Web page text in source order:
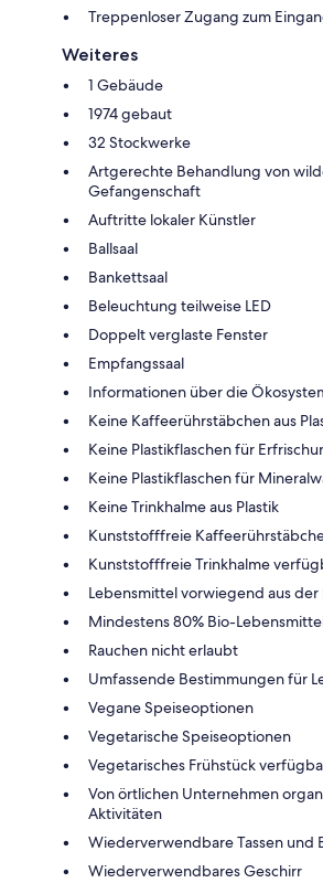
Treppenloser Zugang zum
Weiteres
1 Gebäude
1974 gebaut
32 Stockwerke
Artgerechte Behandlung von
Gefangenschaft
Auftritte lokaler Künstler
Ballsaal
Bankettsaal
Beleuchtung teilweise LED
Doppelt verglaste Fenster
Empfangssaal
Informationen über die
Keine Kaffeerührstäbchen aus
Keine Plastikflaschen für
Keine Plastikflaschen für
Keine Trinkhalme aus Plastik
Kunststofffreie
Kunststofffreie Trinkhalme
Lebensmittel vorwiegend aus
Mindestens 80% Bio-
Rauchen nicht erlaubt
Umfassende Bestimmungen für
Vegane Speiseoptionen
Vegetarische Speiseoptionen
Vegetarisches Frühstück
Von örtlichen Unternehmen
Aktivitäten
Wiederverwendbare Tassen und
Wiederverwendbares Geschirr